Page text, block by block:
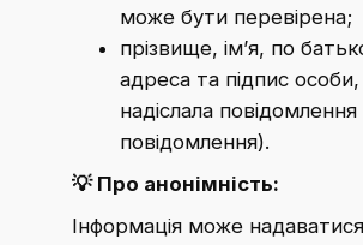
може бути перевірена;
прізвище, ім’я, по
адреса та підпис особи,
надіслала
повідомлення).
💡 Про анонімність:
Інформація може